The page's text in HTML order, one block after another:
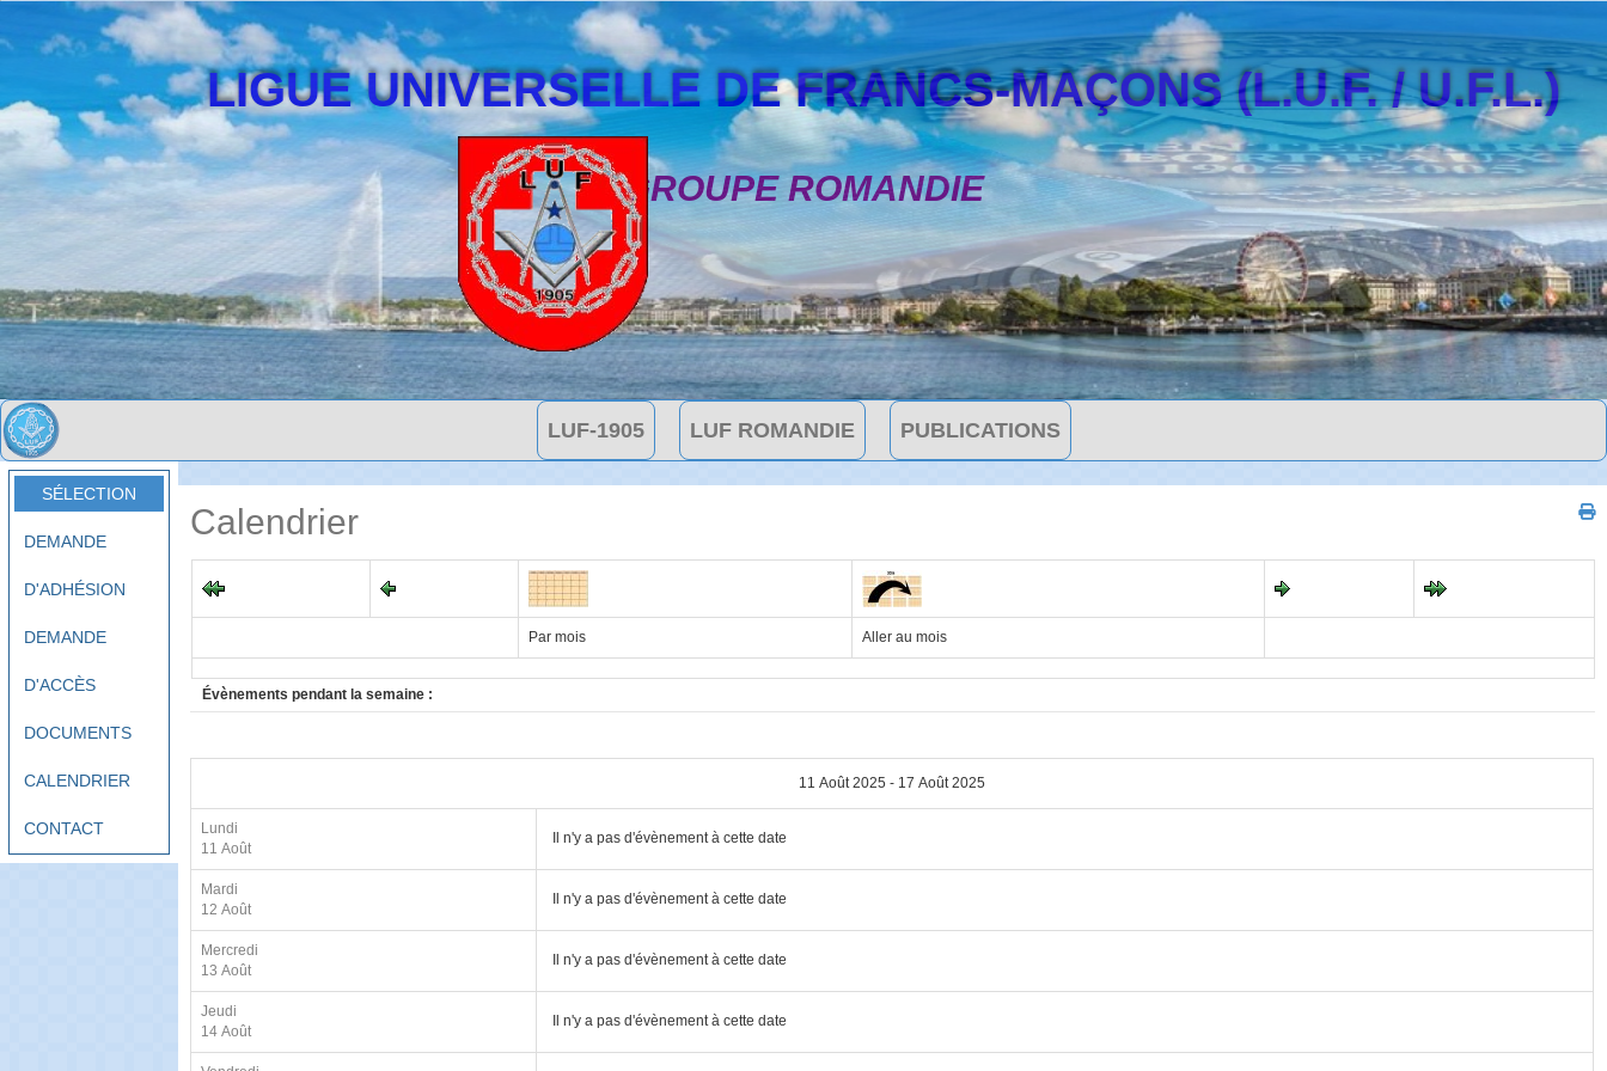
LIGUE UNIVERSELLE DE FRANCS-MAÇONS (L.U.F. / U.F.L.)
GROUPE ROMANDIE
LUF-1905 LUF ROMANDIE PUBLICATIONS
SÉLECTION
DEMANDE
D'ADHÉSION
DEMANDE
D'ACCÈS
DOCUMENTS
CALENDRIER
CONTACT
Calendrier
Par mois Aller au mois
Évènements pendant la semaine :
11 Août 2025 - 17 Août 2025
Lundi
11 Août
Il n'y a pas d'évènement à cette date
Mardi
12 Août
Il n'y a pas d'évènement à cette date
Mercredi
13 Août
Il n'y a pas d'évènement à cette date
Jeudi
14 Août
Il n'y a pas d'évènement à cette date